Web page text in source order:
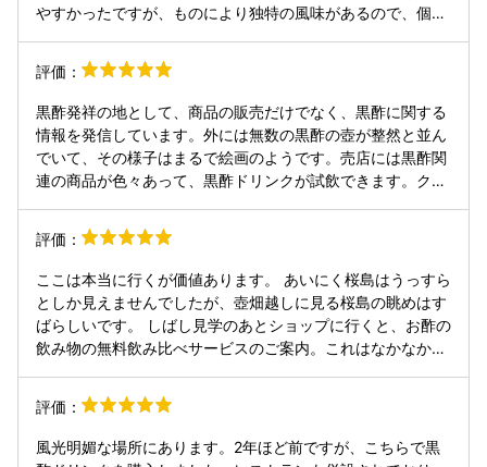
やすかったですが、ものにより独特の風味があるので、個人
食べるごとに、遠くに黒酢がある感じのアイスでした。 余談
ですが、玉壺をおもいだしました。
評価：
黒酢発祥の地として、商品の販売だけでなく、黒酢に関する
情報を発信しています。外には無数の黒酢の壺が整然と並ん
でいて、その様子はまるで絵画のようです。売店には黒酢関
連の商品が色々あって、黒酢ドリンクが試飲できます。クラ
酢ソフトもいけますよ。最後まで食べ尽くすならコーンがオ
ススメです。
評価：
ここは本当に行くが価値あります。 あいにく桜島はうっすら
としか見えませんでしたが、壺畑越しに見る桜島の眺めはす
ばらしいです。 しばし見学のあとショップに行くと、お酢の
飲み物の無料飲み比べサービスのご案内。これはなかなか魅
ました。 10時開店と同時に入ったレストランのテーブルに
は予約席のプレートがたくさん。スタッフの方に聞くとツア
ーではなく個人客の予約とのことで人気の高さがわかりま
す。私たちはそんなことも知らずに入店し、数少ない予約無
評価：
風光明媚な場所にあります。2年ほど前ですが、こちらで黒